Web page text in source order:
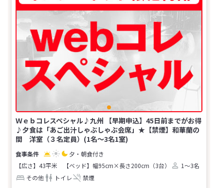
Ｗｅｂコレスペシャル♪九州 【早期申込】45日前までがお得
♪夕食は「あご出汁しゃぶしゃぶ会席」★【禁煙】和華蘭の
間 洋室（３名定員）(1名～3名1室)
夕・朝食付き
【広さ】43平米
【ベッド】幅95cm×長さ200cm（3台）
1～3名
その他
トイレ 禁煙